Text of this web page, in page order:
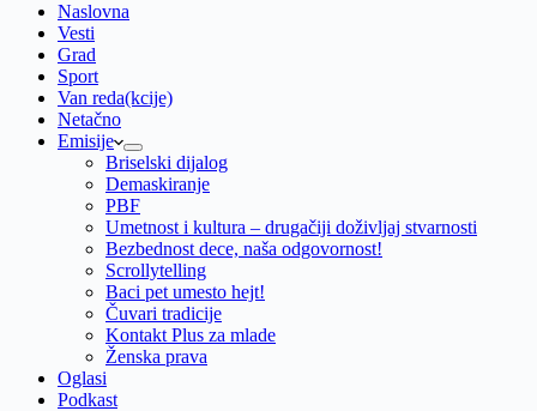
Naslovna
Vesti
Grad
Sport
Van reda(kcije)
Netačno
Emisije
Briselski dijalog
Demaskiranje
PBF
Umetnost i kultura – drugačiji doživljaj stvarnosti
Bezbednost dece, naša odgovornost!
Scrollytelling
Baci pet umesto hejt!
Čuvari tradicije
Kontakt Plus za mlade
Ženska prava
Oglasi
Podkast